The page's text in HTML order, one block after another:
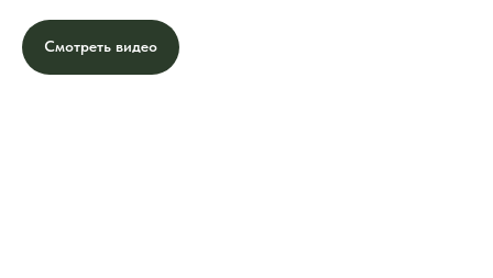
Смотреть видео